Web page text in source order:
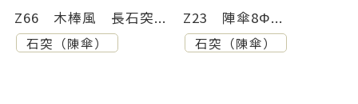
Z66 木棒風 長石突...
石突（陳傘）
Z23 陣傘8Φ...
石突（陳傘）